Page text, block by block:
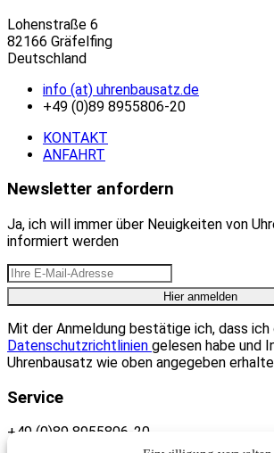
Lohenstraße 6
82166 Gräfelfing
Deutschland
info (at) uhrenbausatz.de
+49 (0)89 8955806-20
KONTAKT
ANFAHRT
Newsletter anfordern
Ja, ich will immer über Neuigkeiten von
informiert werden
Mit der Anmeldung bestätige ich, dass ich
Datenschutzrichtlinien gelesen habe und
Uhrenbausatz wie oben angegeben
Service
+49 (0)89 8955806-20